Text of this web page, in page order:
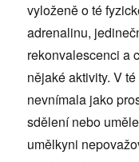
vyloženě o té
adrenalinu,
rekonvalescenci a
nějaké aktivity. V
nevnímala jako
sdělení nebo
umělkyni